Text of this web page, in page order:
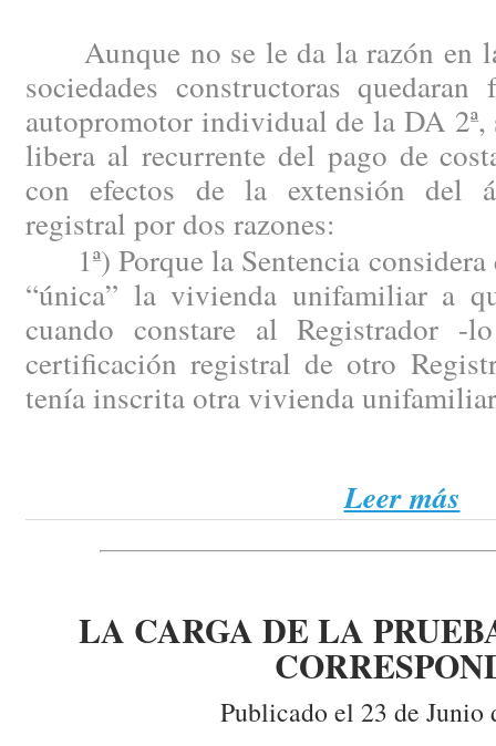
Aunque no se le da la razón en
sociedades constructoras
autopromotor individual de la DA 2ª,
libera al recurrente del pago de
con efectos de la extensión del
registral por dos razones:
1ª) Porque la Sentencia considera
“única” la vivienda unifamiliar a
cuando constare al Registrador -
certificación registral de otro
tenía inscrita otra vivienda
Leer más
LA CARGA DE LA
Publicado el 23 de Junio